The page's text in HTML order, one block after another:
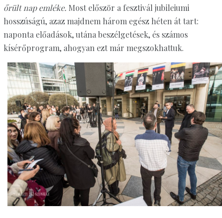
őrült nap emléke. Most először a fesztivál jubileiumi
hosszúságú, azaz majdnem három egész héten át tart:
naponta előadások, utána beszélgetések, és számos
kísérőprogram, ahogyan ezt már megszokhattuk.